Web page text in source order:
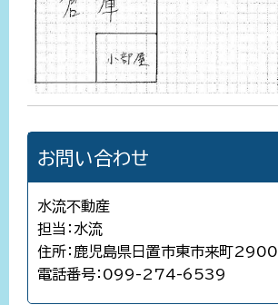
お問い合わせ
水流不動産
担当：水流
住所：鹿児島県日置市東市来町2900
電話番号：099-274-6539